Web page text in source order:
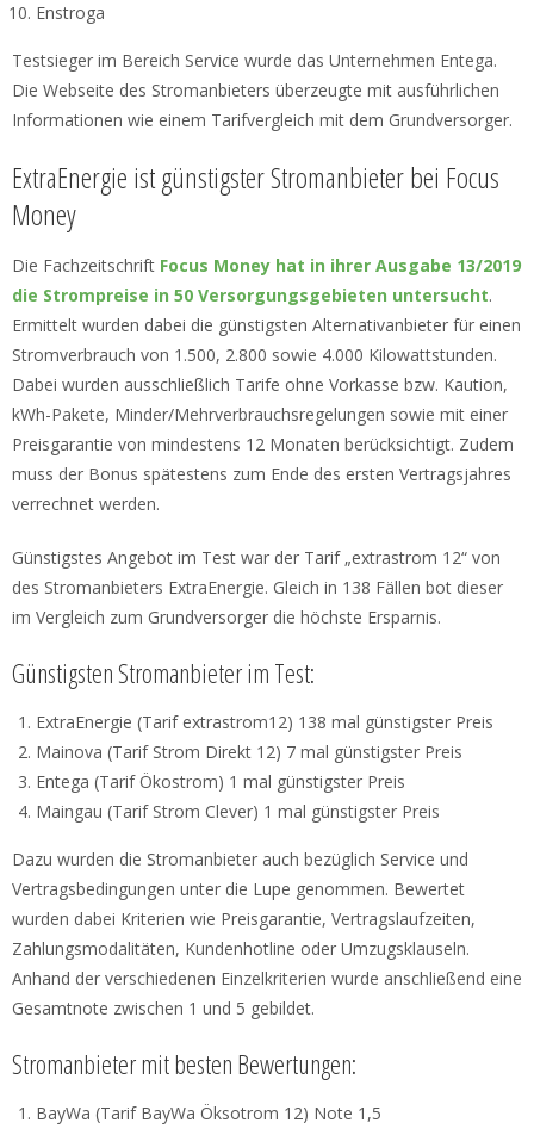
Enstroga
Testsieger im Bereich Service wurde das Unternehmen Entega.
Die Webseite des Stromanbieters überzeugte mit ausführlichen
Informationen wie einem Tarifvergleich mit dem Grundversorger.
ExtraEnergie ist günstigster Stromanbieter bei Focus
Money
Die Fachzeitschrift Focus Money hat in ihrer Ausgabe 13/2019
die Strompreise in 50 Versorgungsgebieten untersucht.
Ermittelt wurden dabei die günstigsten Alternativanbieter für einen
Stromverbrauch von 1.500, 2.800 sowie 4.000 Kilowattstunden.
Dabei wurden ausschließlich Tarife ohne Vorkasse bzw. Kaution,
kWh-Pakete, Minder/Mehrverbrauchsregelungen sowie mit einer
Preisgarantie von mindestens 12 Monaten berücksichtigt. Zudem
muss der Bonus spätestens zum Ende des ersten Vertragsjahres
verrechnet werden.
Günstigstes Angebot im Test war der Tarif „extrastrom 12“ von
des Stromanbieters ExtraEnergie. Gleich in 138 Fällen bot dieser
im Vergleich zum Grundversorger die höchste Ersparnis.
Günstigsten Stromanbieter im Test:
ExtraEnergie (Tarif extrastrom12) 138 mal günstigster Preis
Mainova (Tarif Strom Direkt 12) 7 mal günstigster Preis
Entega (Tarif Ökostrom) 1 mal günstigster Preis
Maingau (Tarif Strom Clever) 1 mal günstigster Preis
Dazu wurden die Stromanbieter auch bezüglich Service und
Vertragsbedingungen unter die Lupe genommen. Bewertet
wurden dabei Kriterien wie Preisgarantie, Vertragslaufzeiten,
Zahlungsmodalitäten, Kundenhotline oder Umzugsklauseln.
Anhand der verschiedenen Einzelkriterien wurde anschließend eine
Gesamtnote zwischen 1 und 5 gebildet.
Stromanbieter mit besten Bewertungen:
BayWa (Tarif BayWa Öksotrom 12) Note 1,5